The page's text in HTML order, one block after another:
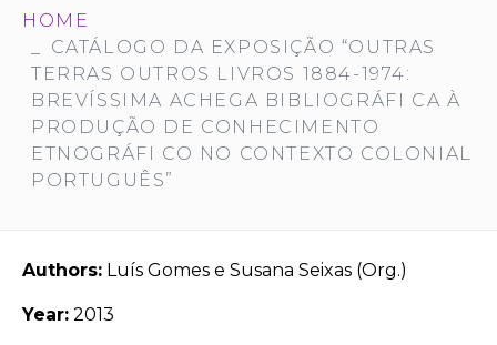
HOME
CATÁLOGO DA EXPOSIÇÃO “OUTRAS
TERRAS OUTROS LIVROS 1884-1974:
BREVÍSSIMA ACHEGA BIBLIOGRÁFI CA À
PRODUÇÃO DE CONHECIMENTO
ETNOGRÁFI CO NO CONTEXTO COLONIAL
PORTUGUÊS”
Authors: Luís Gomes e Susana Seixas (Org.)
Year: 2013